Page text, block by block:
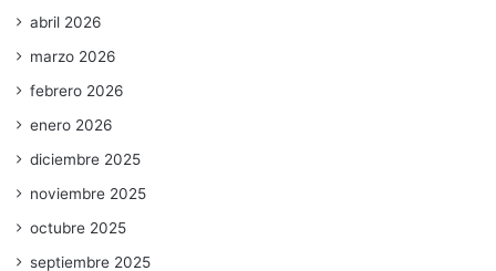
abril 2026
marzo 2026
febrero 2026
enero 2026
diciembre 2025
noviembre 2025
octubre 2025
septiembre 2025